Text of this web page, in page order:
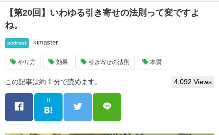
【第20回】いわゆる引き寄せの法則って変ですよ
ね。
podcast kimaster
やり方 効果 引き寄せの法則 本質
この記事は約 1 分で読めます。 4,092 Views
0